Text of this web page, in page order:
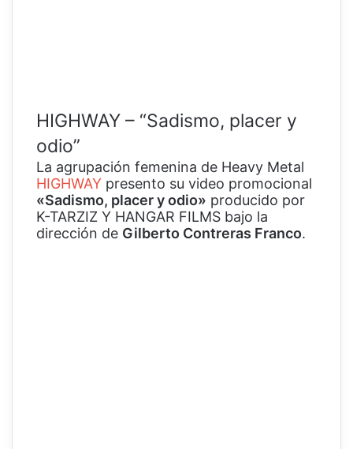
HIGHWAY – “Sadismo, placer y
odio”
La agrupación femenina de Heavy Metal
HIGHWAY presento su video promocional
«Sadismo, placer y odio» producido por
K-TARZIZ Y HANGAR FILMS bajo la
dirección de Gilberto Contreras Franco.